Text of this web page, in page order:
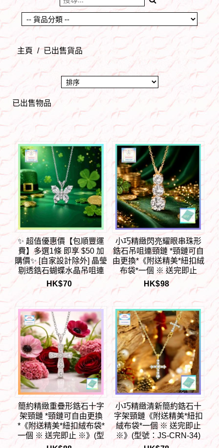
主頁 / 已出售貨品
已出售物品
​✨ 超值優惠價【包順豐運
費】多選1條 即享 $50 加
購價✨ [自家設計除外] 晶瑩
剔透鋯石蝴蝶水晶吊咀連
頸鏈 *頸鏈可自由更換*《
購買 *禮盒 或 磁石扣* 加購
價 每個 5元 》(型號：JS-
N-SO-7)
HK$70
小巧精緻閃亮耀眼串珠形
鋯石吊咀連頸鏈 *頸鏈可自
由更換*《附送精美*紐扣絨
布袋*一個 ※ 送完即止
※》(型號：JS-N-248)
【長期優惠 9折※一次過購
買兩件 85折, 一次過購買
三件或以上一律8折※包順
豐運費】
HK$98
簡約精緻重疊形鋯石十字
架頸鏈 *頸鏈可自由更換
*《附送精美*紐扣絨布袋*
一個 ※ 送完即止 ※》(型
號：JS-CRN-38)【長期優
小巧精緻清新簡約鋯石十
字架頸鏈《附送精美*紐扣
絨布袋*一個 ※ 送完即止
※》(型號：JS-CRN-34)
【長期優惠 9折※一次過購